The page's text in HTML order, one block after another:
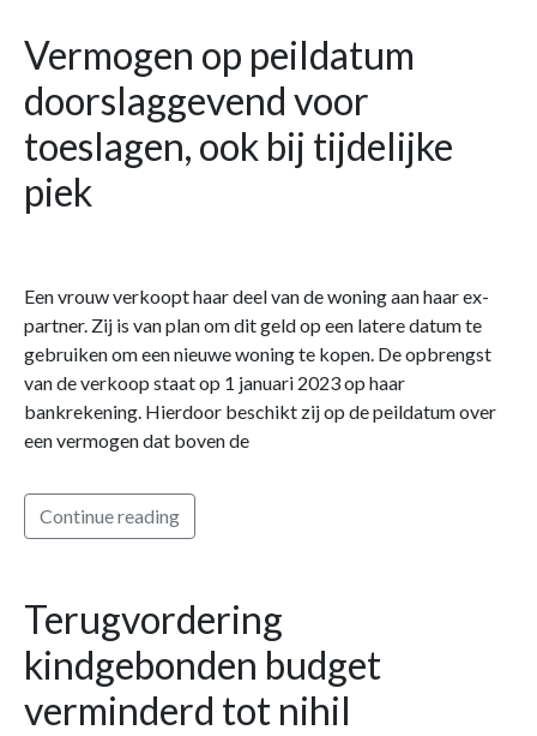
Vermogen op peildatum
doorslaggevend voor
toeslagen, ook bij tijdelijke
piek
Een vrouw verkoopt haar deel van de woning aan haar ex-
partner. Zij is van plan om dit geld op een latere datum te
gebruiken om een nieuwe woning te kopen. De opbrengst
van de verkoop staat op 1 januari 2023 op haar
bankrekening. Hierdoor beschikt zij op de peildatum over
een vermogen dat boven de
Continue reading
Terugvordering
kindgebonden budget
verminderd tot nihil